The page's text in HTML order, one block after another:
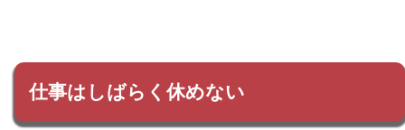
仕事はしばらく休めない